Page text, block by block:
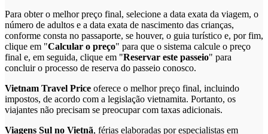
Para obter o melhor preço final, selecione a data exata da viagem, o
número de adultos e a data exata de nascimento das crianças,
conforme consta no passaporte, se houver, o guia turístico e, por fim,
clique em "Calcular o preço" para que o sistema calcule o preço
final e, em seguida, clique em "Reservar este passeio" para
concluir o processo de reserva do passeio conosco.
Vietnam Travel Price oferece o melhor preço final, incluindo
impostos, de acordo com a legislação vietnamita. Portanto, os
viajantes não precisam se preocupar com taxas adicionais.
Viagens Sul no Vietnã, férias elaboradas por especialistas em